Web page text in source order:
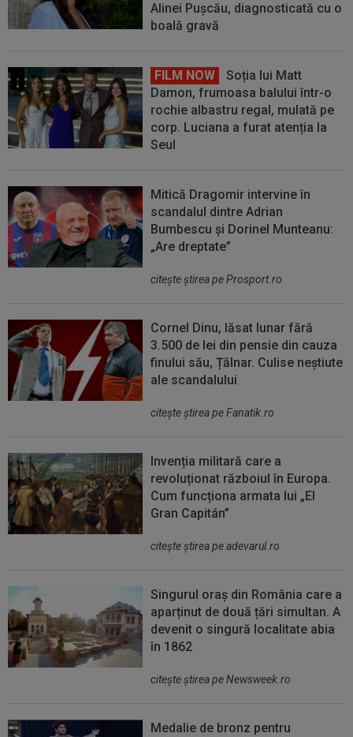
Alinei Pușcău, diagnosticată cu o
boală gravă
FILM NOW
Soția lui Matt
Damon, frumoasa balului într-o
rochie albastru regal, mulată pe
corp. Luciana a furat atenția la
Seul
Mitică Dragomir intervine în
scandalul dintre Adrian
Bumbescu și Dorinel Munteanu:
„Are dreptate”
citeşte ştirea pe Prosport.ro
Cornel Dinu, lăsat lunar fără
3.500 de lei din pensie din cauza
finului său, Țălnar. Culise neștiute
ale scandalului
citeşte ştirea pe Fanatik.ro
Invenția militară care a
revoluționat războiul în Europa.
Cum funcționa armata lui „El
Gran Capitán”
citeşte ştirea pe adevarul.ro
Singurul oraș din România care a
aparținut de două țări simultan. A
devenit o singură localitate abia
în 1862
citeşte ştirea pe Newsweek.ro
Medalie de bronz pentru